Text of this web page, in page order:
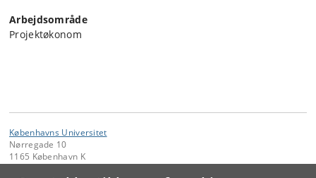
Arbejdsområde
Projektøkonom
Københavns Universitet
Nørregade 10
1165 København K